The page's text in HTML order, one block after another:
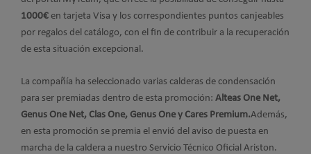
1000€ en tarjeta Visa y los correspondientes puntos canjeables
por regalos del catálogo, con el fin de contribuir a la recuperación
de esta situación excepcional.
La compañía ha seleccionado varias calderas de condensación
para ser premiadas dentro de esta promoción: Alteas One Net,
Genus One Net, Clas One, Genus One y Cares Premium.Además,
en esta promoción se premia el envió del aviso de puesta en
marcha de la caldera a nuestro Servicio Técnico Oficial Ariston.